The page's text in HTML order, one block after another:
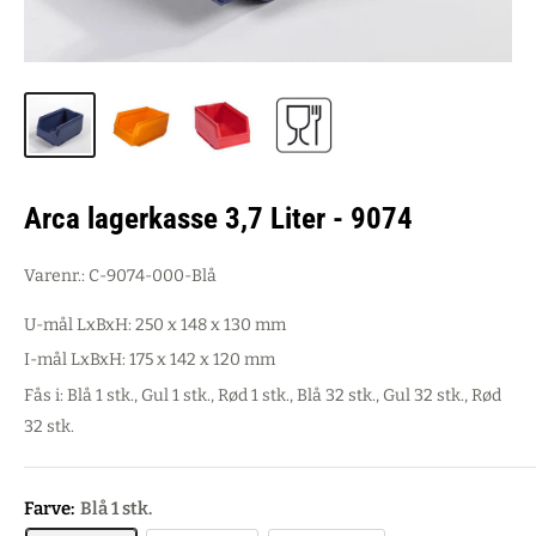
Arca lagerkasse 3,7 Liter - 9074
Varenr.: C-9074-000-Blå
U-mål LxBxH: 250 x 148 x 130 mm
I-mål LxBxH: 175 x 142 x 120 mm
Fås i: Blå 1 stk., Gul 1 stk., Rød 1 stk., Blå 32 stk., Gul 32 stk., Rød
32 stk.
Farve: Blå 1 stk.